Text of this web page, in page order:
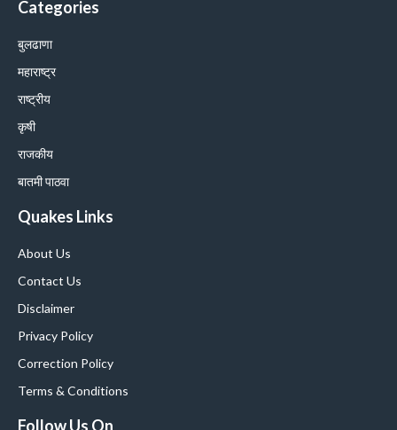
Categories
बुलढाणा
महाराष्ट्र
राष्ट्रीय
कृषी
राजकीय
बातमी पाठवा
Quakes Links
About Us
Contact Us
Disclaimer
Privacy Policy
Correction Policy
Terms & Conditions
Follow Us On